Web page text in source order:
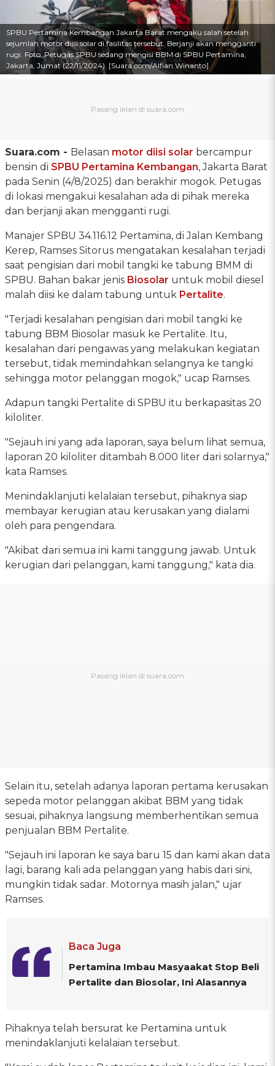
SPBU Pertamina Kembangan Jakarta Barat mengaku salah setelah
sejumlah motor diisi solar di fasilitas tersebut. Berjanji akan mengganti
rugi. Foto: Petugas SPBU sedang mengisi BBM di SPBU Pertamina,
Jakarta, Jumat (22/11/2024). [Suara.com/Alfian Winanto]
Suara.com - Belasan motor diisi solar bercampur
bensin di SPBU Pertamina Kembangan, Jakarta Barat
pada Senin (4/8/2025) dan berakhir mogok. Petugas
di lokasi mengakui kesalahan ada di pihak mereka
dan berjanji akan mengganti rugi.
Manajer SPBU 34.116.12 Pertamina, di Jalan Kembang
Kerep, Ramses Sitorus mengatakan kesalahan terjadi
saat pengisian dari mobil tangki ke tabung BMM di
SPBU. Bahan bakar jenis Biosolar untuk mobil diesel
malah diisi ke dalam tabung untuk Pertalite.
"Terjadi kesalahan pengisian dari mobil tangki ke
tabung BBM Biosolar masuk ke Pertalite. Itu,
kesalahan dari pengawas yang melakukan kegiatan
tersebut, tidak memindahkan selangnya ke tangki
sehingga motor pelanggan mogok," ucap Ramses.
Adapun tangki Pertalite di SPBU itu berkapasitas 20
kiloliter.
"Sejauh ini yang ada laporan, saya belum lihat semua,
laporan 20 kiloliter ditambah 8.000 liter dari solarnya,"
kata Ramses.
Menindaklanjuti kelalaian tersebut, pihaknya siap
membayar kerugian atau kerusakan yang dialami
oleh para pengendara.
"Akibat dari semua ini kami tanggung jawab. Untuk
kerugian dari pelanggan, kami tanggung," kata dia.
Selain itu, setelah adanya laporan pertama kerusakan
sepeda motor pelanggan akibat BBM yang tidak
sesuai, pihaknya langsung memberhentikan semua
penjualan BBM Pertalite.
"Sejauh ini laporan ke saya baru 15 dan kami akan data
lagi, barang kali ada pelanggan yang habis dari sini,
mungkin tidak sadar. Motornya masih jalan," ujar
Ramses.
Baca Juga
Pertamina Imbau Masyaakat Stop Beli
Pertalite dan Biosolar, Ini Alasannya
Pihaknya telah bersurat ke Pertamina untuk
menindaklanjuti kelalaian tersebut.